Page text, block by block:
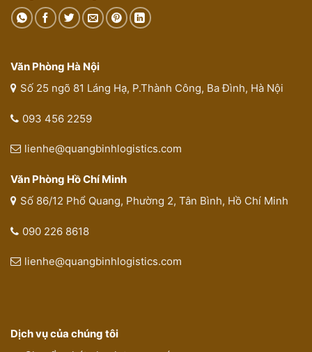
Văn Phòng Hà Nội
Số 25 ngõ 81 Láng Hạ, P.Thành Công, Ba Đình, Hà Nội
093 456 2259
lienhe@quangbinhlogistics.com
Văn Phòng Hồ Chí Minh
Số 86/12 Phổ Quang, Phường 2, Tân Bình, Hồ Chí Minh
090 226 8618
lienhe@quangbinhlogistics.com
Dịch vụ của chúng tôi